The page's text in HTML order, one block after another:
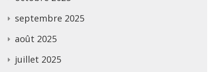
septembre 2025
août 2025
juillet 2025